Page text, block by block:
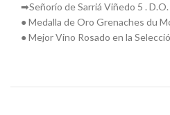
➡Señorío de Sarriá Viñedo 5 .
● Medalla de Oro Grenaches du
● Mejor Vino Rosado en la